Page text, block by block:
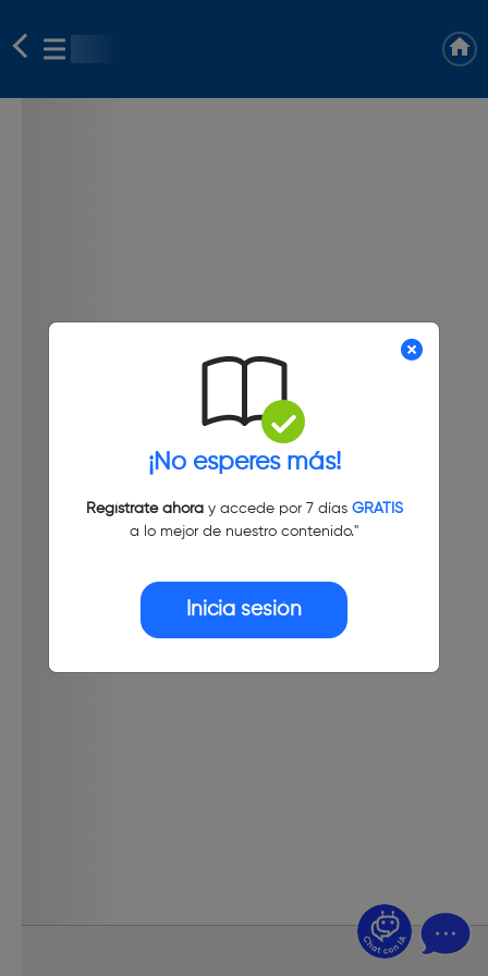
¡No esperes más!
Regístrate ahoray accede por 7 días GRATIS
a lo mejor de nuestro contenido."
Inicia sesión